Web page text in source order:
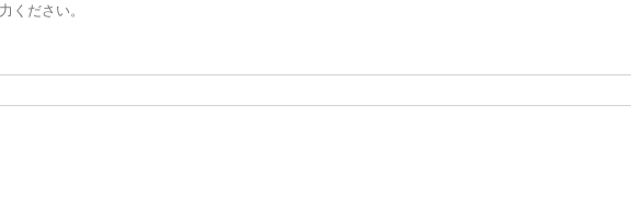
ください。